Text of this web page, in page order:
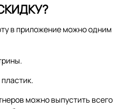
в приложение можно одним
можно выпустить всего